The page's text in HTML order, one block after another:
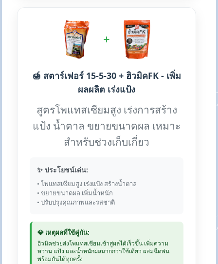
+
🍯 สตาร์เฟอร์ 15-5-30 + ฮิวมิคFK - เพิ่ม
ผลผลิต เร่งแป้ง
สูตรโพแทสเซียมสูง เร่งการสร้าง
แป้ง น้ำตาล ขยายขนาดผล เหมาะ
สำหรับช่วงเก็บเกี่ยว
✨ ประโยชน์เด่น:
• โพแทสเซียมสูง เร่งแป้ง สร้างน้ำตาล
• ขยายขนาดผล เพิ่มน้ำหนัก
• ปรับปรุงคุณภาพและรสชาติ
💎 เหตุผลที่ใช้คู่กัน:
ฮิวมิคช่วยส่งโพแทสเซียมเข้าสู่ผลได้เร็วขึ้น เพิ่มความ
หวาน แป้ง และน้ำหนักผลมากกว่าใช้เดี่ยว ผสมฉีดพ่น
พร้อมกันได้ทุกครั้ง